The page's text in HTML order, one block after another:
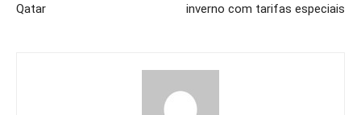
Qatar
inverno com tarifas especiais